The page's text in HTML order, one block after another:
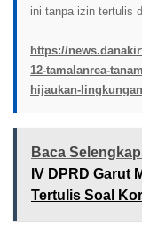
ini tanpa izin tertulis
https://
12-tamalanrea-
hijaukan-
Baca
IV DPRD Garut
Tertulis Soal